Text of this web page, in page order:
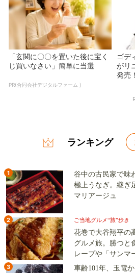
「玄関に〇〇を置いた後に宝く
じ買いなさい」簡単に当選
PR(合同会社デジタルファーム )
ゴデ
がリ
発売
ランキング
1
谷中の古民家で味
極上うなぎ。継ぎ
マリアージュ
2 ご当地グルメ“旅”歩き
花巻で大谷翔平の
グルメ旅。勝つと
レープや「サンマ
3
車齢101年、玉電